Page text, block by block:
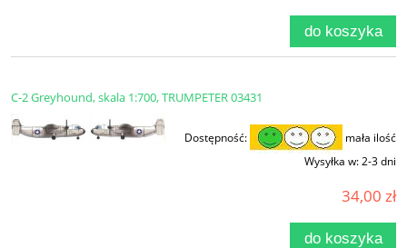
do koszyka
C-2 Greyhound, skala 1:700, TRUMPETER 03431
Dostępność:
mała ilość
Wysyłka w:2-3 dni
34,00 zł
do koszyka